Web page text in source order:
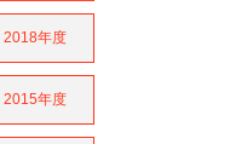
2018年度
2015年度